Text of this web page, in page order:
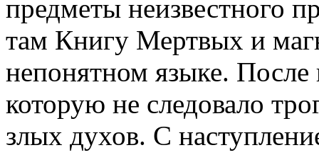
предметы неизвестного
там Книгу Мертвых и
непонятном языке.
которую не следовало
злых духов. С